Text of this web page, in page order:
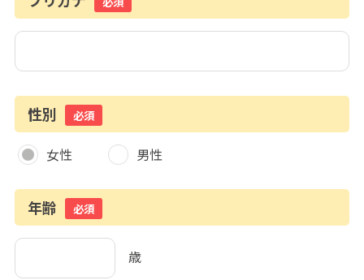
性別 必須
女性 男性
年齢 必須
歳